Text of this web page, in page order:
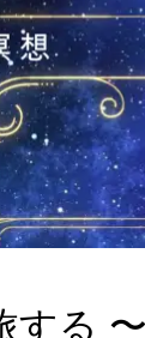
する